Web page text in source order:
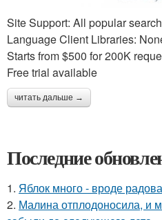
Site Support: All popular
Language Client Libraries:
Starts from $500 for 200K
Free trial available
читать дальше →
Последние
1. Яблок много - вроде
2. Малина отплодоносила, и